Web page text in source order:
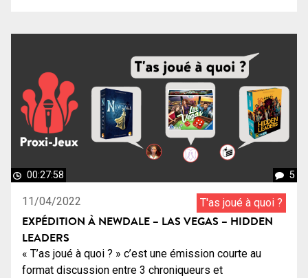
00:27:58 5
11/04/2022 T'as joué à quoi ?
EXPÉDITION À NEWDALE – LAS VEGAS – HIDDEN
LEADERS
« T’as joué à quoi ? » c’est une émission courte au
format discussion entre 3 chroniqueurs et